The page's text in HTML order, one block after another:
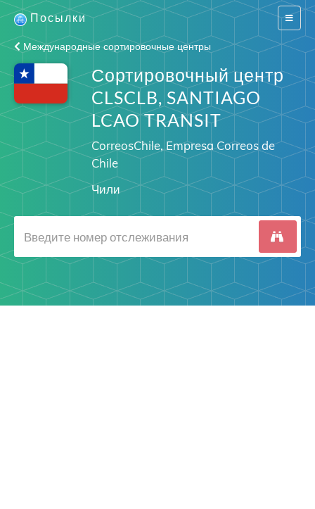
Switch
Посылки
Международные сортировочные центры
Сортировочный центр
CLSCLB, SANTIAGO
LCAO TRANSIT
CorreosChile, Empresa Correos de
Chile
Чили